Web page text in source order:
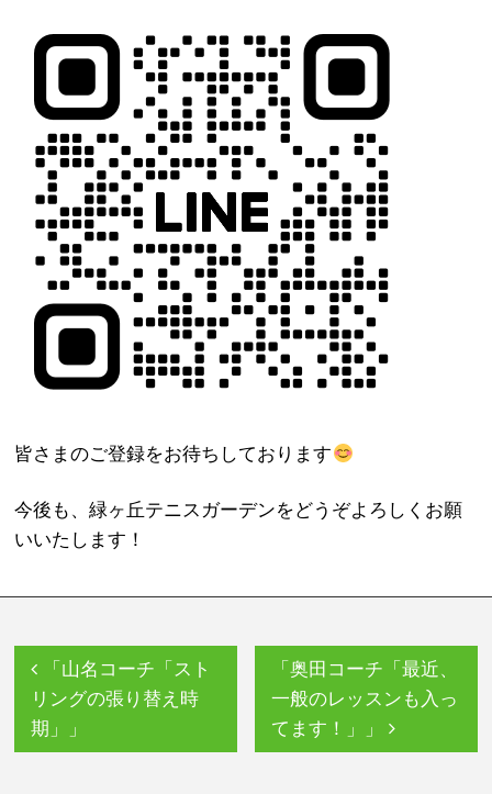
皆さまのご登録をお待ちしております
今後も、緑ヶ丘テニスガーデンをどうぞよろしくお願
いいたします！
「奥田コーチ「最近、
一般のレッスンも入っ
てます！」」
「山名コーチ「スト
リングの張り替え時
期」」